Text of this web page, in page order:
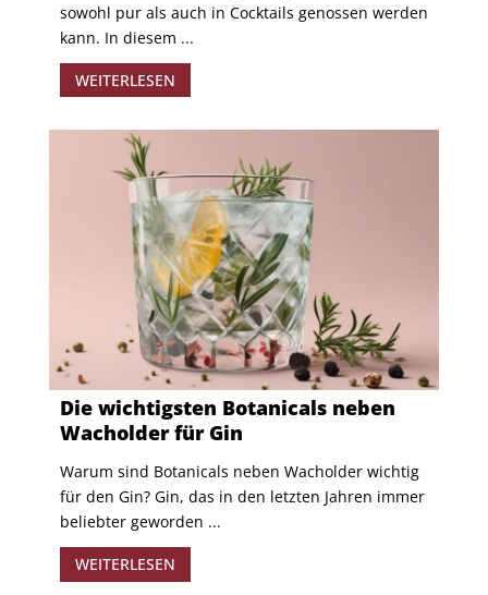
sowohl pur als auch in Cocktails genossen werden
kann. In diesem ...
WEITERLESEN
Die wichtigsten Botanicals neben
Wacholder für Gin
Warum sind Botanicals neben Wacholder wichtig
für den Gin? Gin, das in den letzten Jahren immer
beliebter geworden ...
WEITERLESEN